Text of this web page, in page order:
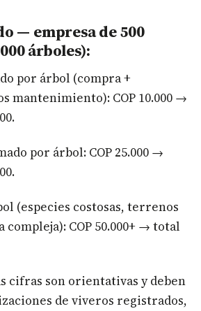
— empresa de 500
árboles):
por árbol (compra +
mantenimiento): COP 10.000 →
por árbol: COP 25.000 →
(especies costosas, terrenos
COP 50.000+ → total
cifras son orientativas y deben
de viveros registrados,